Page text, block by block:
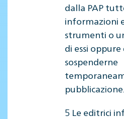
dalla PAP
informazioni
strumenti o
di essi oppure
sospenderne
pubblicazione.
5 Le editrici